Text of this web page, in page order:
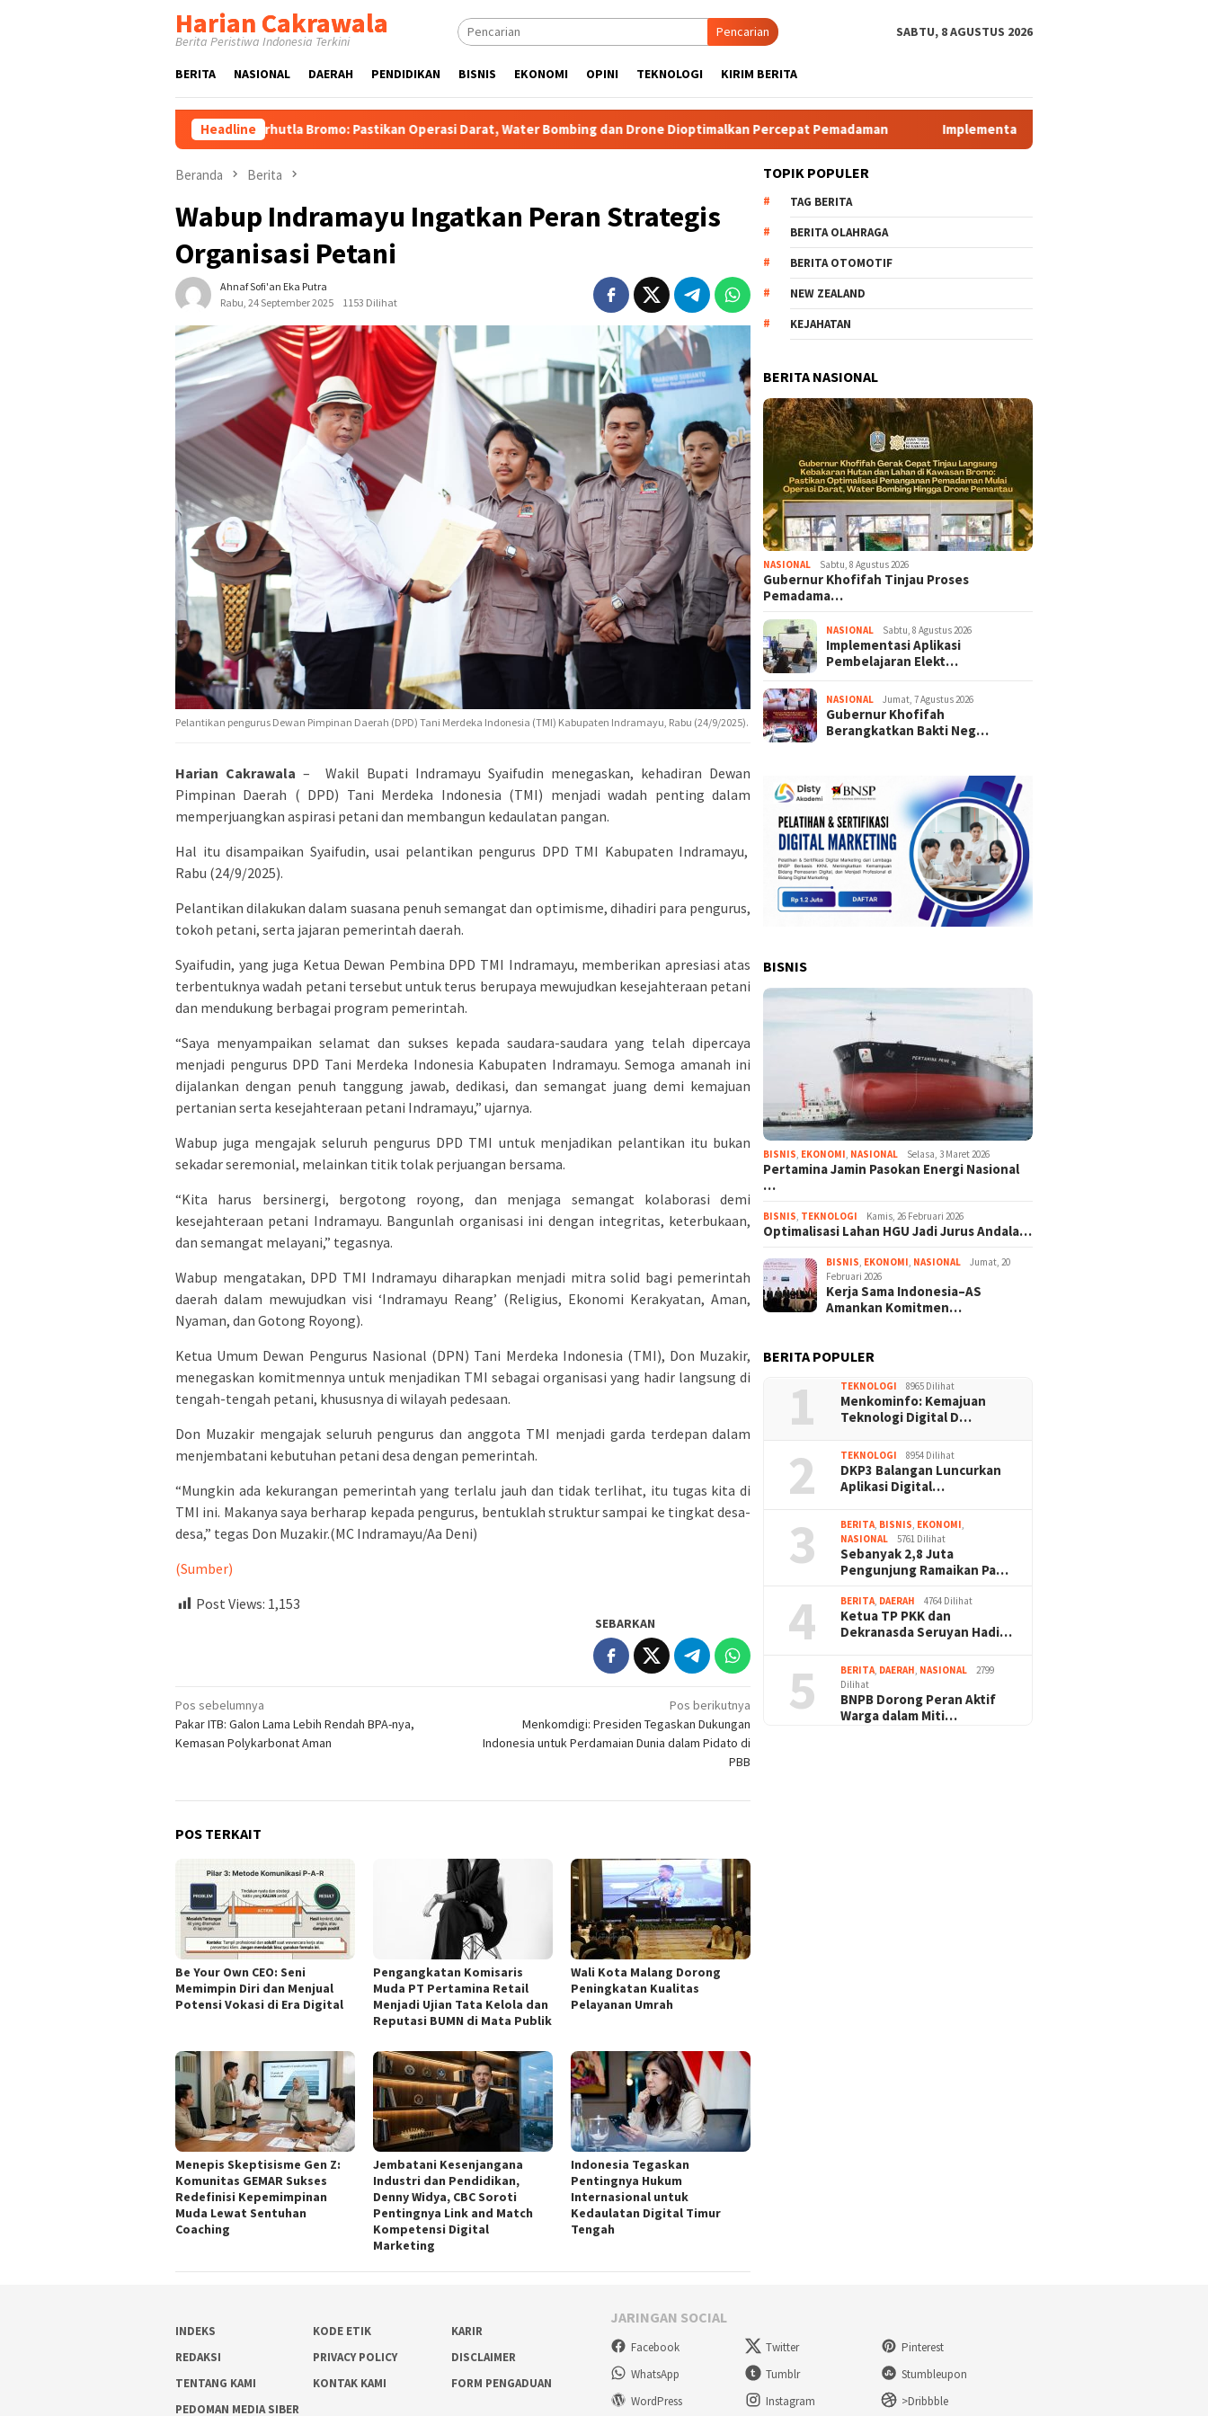
Harian Cakrawala
Berita Peristiwa Indonesia Terkini
Pencarian SABTU, 8 AGUSTUS 2026
BERITA NASIONAL DAERAH PENDIDIKAN BISNIS EKONOMI OPINI TEKNOLOGI KIRIM BERITA
Headline
Proses Pemadaman Karhutla Bromo: Pastikan Operasi Darat, Water Bombing dan Drone Dioptimalkan Percepat Pemadaman Implementasi Aplikasi Pembelajaran Elektronika Berbasis
Beranda Berita
Wabup Indramayu Ingatkan Peran Strategis
Organisasi Petani
Ahnaf Sofi'an Eka Putra
Rabu, 24 September 2025
1153 Dilihat
Pelantikan pengurus Dewan Pimpinan Daerah (DPD) Tani Merdeka Indonesia (TMI) Kabupaten Indramayu, Rabu (24/9/2025).
Harian Cakrawala – Wakil Bupati Indramayu Syaifudin menegaskan, kehadiran Dewan
Pimpinan Daerah ( DPD) Tani Merdeka Indonesia (TMI) menjadi wadah penting dalam
memperjuangkan aspirasi petani dan membangun kedaulatan pangan.
Hal itu disampaikan Syaifudin, usai pelantikan pengurus DPD TMI Kabupaten Indramayu,
Rabu (24/9/2025).
Pelantikan dilakukan dalam suasana penuh semangat dan optimisme, dihadiri para pengurus,
tokoh petani, serta jajaran pemerintah daerah.
Syaifudin, yang juga Ketua Dewan Pembina DPD TMI Indramayu, memberikan apresiasi atas
terbentuknya wadah petani tersebut untuk terus berupaya mewujudkan kesejahteraan petani
dan mendukung berbagai program pemerintah.
“Saya menyampaikan selamat dan sukses kepada saudara-saudara yang telah dipercaya
menjadi pengurus DPD Tani Merdeka Indonesia Kabupaten Indramayu. Semoga amanah ini
dijalankan dengan penuh tanggung jawab, dedikasi, dan semangat juang demi kemajuan
pertanian serta kesejahteraan petani Indramayu,” ujarnya.
Wabup juga mengajak seluruh pengurus DPD TMI untuk menjadikan pelantikan itu bukan
sekadar seremonial, melainkan titik tolak perjuangan bersama.
“Kita harus bersinergi, bergotong royong, dan menjaga semangat kolaborasi demi
kesejahteraan petani Indramayu. Bangunlah organisasi ini dengan integritas, keterbukaan,
dan semangat melayani,” tegasnya.
Wabup mengatakan, DPD TMI Indramayu diharapkan menjadi mitra solid bagi pemerintah
daerah dalam mewujudkan visi ‘Indramayu Reang’ (Religius, Ekonomi Kerakyatan, Aman,
Nyaman, dan Gotong Royong).
Ketua Umum Dewan Pengurus Nasional (DPN) Tani Merdeka Indonesia (TMI), Don Muzakir,
menegaskan komitmennya untuk menjadikan TMI sebagai organisasi yang hadir langsung di
tengah-tengah petani, khususnya di wilayah pedesaan.
Don Muzakir mengajak seluruh pengurus dan anggota TMI menjadi garda terdepan dalam
menjembatani kebutuhan petani desa dengan pemerintah.
“Mungkin ada kekurangan pemerintah yang terlalu jauh dan tidak terlihat, itu tugas kita di
TMI ini. Makanya saya berharap kepada pengurus, bentuklah struktur sampai ke tingkat desa-
desa,” tegas Don Muzakir.(MC Indramayu/Aa Deni)
(Sumber)
Post Views: 1,153
SEBARKAN
Navigasi
pos
Pos sebelumnya
Pakar ITB: Galon Lama Lebih Rendah BPA-nya,
Kemasan Polykarbonat Aman
Pos berikutnya
Menkomdigi: Presiden Tegaskan Dukungan
Indonesia untuk Perdamaian Dunia dalam Pidato di
PBB
POS TERKAIT
Be Your Own CEO: Seni
Memimpin Diri dan Menjual
Potensi Vokasi di Era Digital
Pengangkatan Komisaris
Muda PT Pertamina Retail
Menjadi Ujian Tata Kelola dan
Reputasi BUMN di Mata Publik
Wali Kota Malang Dorong
Peningkatan Kualitas
Pelayanan Umrah
Menepis Skeptisisme Gen Z:
Komunitas GEMAR Sukses
Redefinisi Kepemimpinan
Muda Lewat Sentuhan
Coaching
Jembatani Kesenjangana
Industri dan Pendidikan,
Denny Widya, CBC Soroti
Pentingnya Link and Match
Kompetensi Digital
Marketing
Indonesia Tegaskan
Pentingnya Hukum
Internasional untuk
Kedaulatan Digital Timur
Tengah
TOPIK POPULER
TAG BERITA
BERITA OLAHRAGA
BERITA OTOMOTIF
NEW ZEALAND
KEJAHATAN
BERITA NASIONAL
NASIONAL Sabtu, 8 Agustus 2026
Gubernur Khofifah Tinjau Proses
Pemadama…
NASIONAL Sabtu, 8 Agustus 2026
Implementasi Aplikasi
Pembelajaran Elekt…
NASIONAL Jumat, 7 Agustus 2026
Gubernur Khofifah
Berangkatkan Bakti Neg…
BISNIS
BISNIS, EKONOMI, NASIONAL Selasa, 3 Maret 2026
Pertamina Jamin Pasokan Energi Nasional
…
BISNIS, TEKNOLOGI Kamis, 26 Februari 2026
Optimalisasi Lahan HGU Jadi Jurus Andala…
BISNIS, EKONOMI, NASIONAL
Jumat, 20
Februari 2026
Kerja Sama Indonesia–AS
Amankan Komitmen…
BERITA POPULER
1 TEKNOLOGI 8965 Dilihat
Menkominfo: Kemajuan
Teknologi Digital D…
2 TEKNOLOGI 8954 Dilihat
DKP3 Balangan Luncurkan
Aplikasi Digital…
3 BERITA, BISNIS, EKONOMI,
NASIONAL
5761 Dilihat
Sebanyak 2,8 Juta
Pengunjung Ramaikan Pa…
4 BERITA, DAERAH 4764 Dilihat
Ketua TP PKK dan
Dekranasda Seruyan Hadi…
5 BERITA, DAERAH, NASIONAL
2799
Dilihat
BNPB Dorong Peran Aktif
Warga dalam Miti…
INDEKS KODE ETIK
KARIR
REDAKSI
PRIVACY POLICY
DISCLAIMER
TENTANG KAMI
KONTAK KAMI
FORM PENGADUAN
PEDOMAN MEDIA SIBER
JARINGAN SOCIAL
Facebook Twitter
Pinterest
WhatsApp
Tumblr
Stumbleupon
WordPress
Instagram >Dribbble